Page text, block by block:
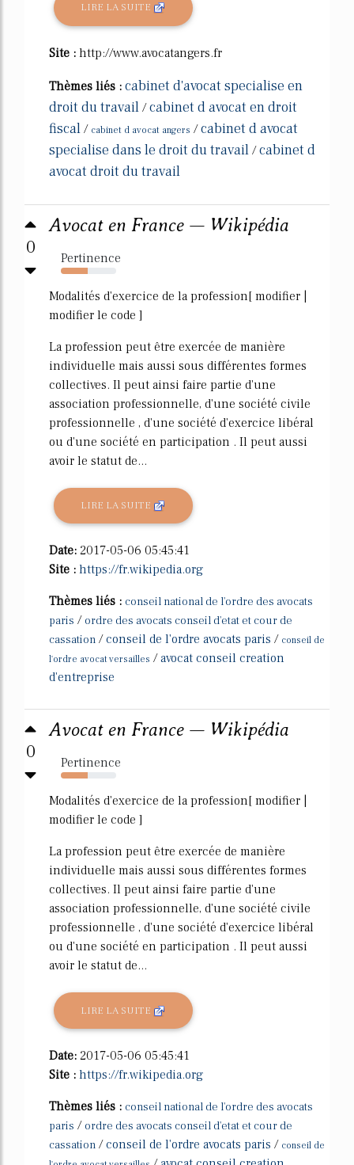
LIRE LA SUITE
Site : http://www.avocatangers.fr
Thèmes liés : cabinet d'avocat specialise en
droit du travail /cabinet d avocat en droit
fiscal / cabinet d avocat angers /cabinet d avocat
specialise dans le droit du travail /cabinet d
avocat droit du travail
0
Avocat en France — Wikipédia
Pertinence
48%
Modalités d'exercice de la profession[ modifier |
modifier le code ]
La profession peut être exercée de manière
individuelle mais aussi sous différentes formes
collectives. Il peut ainsi faire partie d'une
association professionnelle, d'une société civile
professionnelle , d'une société d'exercice libéral
ou d'une société en participation . Il peut aussi
avoir le statut de...
LIRE LA SUITE
Date: 2017-05-06 05:45:41
Site : https://fr.wikipedia.org
Thèmes liés : conseil national de l'ordre des avocats
paris / ordre des avocats conseil d'etat et cour de
cassation /conseil de l'ordre avocats paris / conseil de
l'ordre avocat versailles /avocat conseil creation
d'entreprise
0
Avocat en France — Wikipédia
Pertinence
48%
Modalités d'exercice de la profession[ modifier |
modifier le code ]
La profession peut être exercée de manière
individuelle mais aussi sous différentes formes
collectives. Il peut ainsi faire partie d'une
association professionnelle, d'une société civile
professionnelle , d'une société d'exercice libéral
ou d'une société en participation . Il peut aussi
avoir le statut de...
LIRE LA SUITE
Date: 2017-05-06 05:45:41
Site : https://fr.wikipedia.org
Thèmes liés : conseil national de l'ordre des avocats
paris / ordre des avocats conseil d'etat et cour de
cassation /conseil de l'ordre avocats paris / conseil de